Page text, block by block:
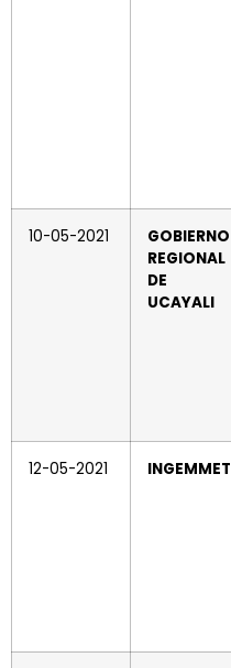
10-05-2021
GOBIERNO
REGIONAL
DE
UCAYALI
12-05-2021 INGEMMET